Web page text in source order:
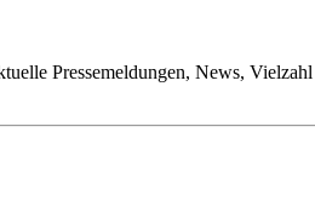
Pressemeldungen, News,